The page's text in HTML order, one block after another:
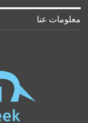
معلومات عنا